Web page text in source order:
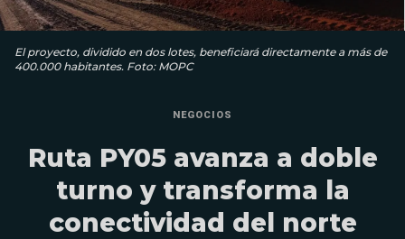
El proyecto, dividido en dos lotes, beneficiará directamente a más de
400.000 habitantes. Foto: MOPC
NEGOCIOS
Ruta PY05 avanza a doble
turno y transforma la
conectividad del norte